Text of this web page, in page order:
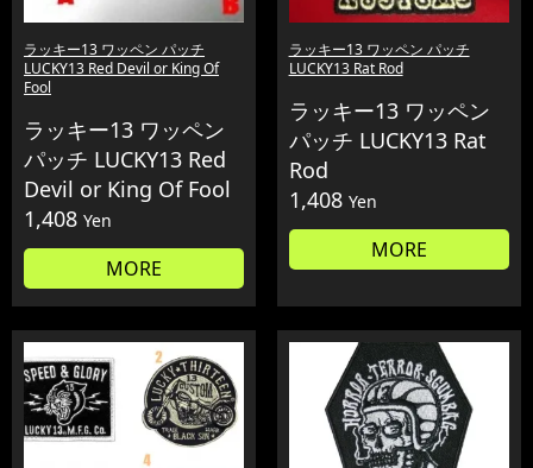
ラッキー13 ワッペン パッチ
LUCKY13 Red Devil or King Of
Fool
ラッキー13 ワッペン
パッチ LUCKY13 Red
Devil or King Of Fool
1,408 Yen
MORE
ラッキー13 ワッペン パッチ
LUCKY13 Rat Rod
ラッキー13 ワッペン
パッチ LUCKY13 Rat
Rod
1,408 Yen
MORE